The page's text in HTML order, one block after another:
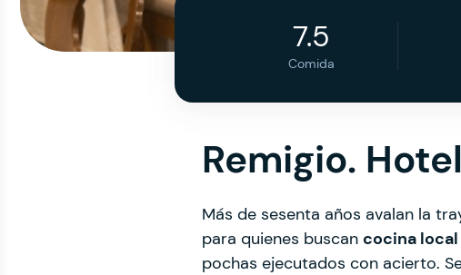
7.5
Comida
Remigio.
Más de sesenta años avalan la
para quienes buscan cocina local
pochas ejecutados con acierto.